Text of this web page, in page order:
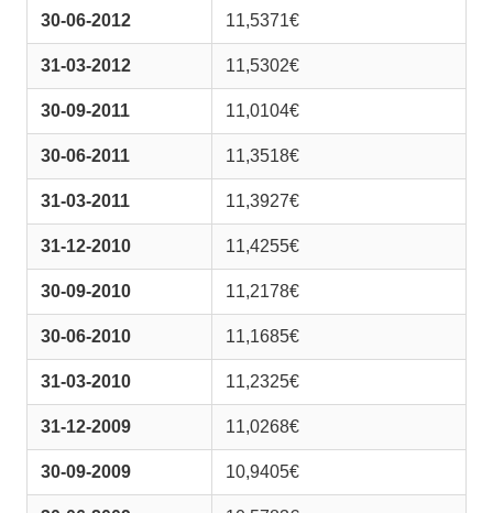
30-06-2012 11,5371€
31-03-2012 11,5302€
30-09-2011 11,0104€
30-06-2011 11,3518€
31-03-2011 11,3927€
31-12-2010 11,4255€
30-09-2010 11,2178€
30-06-2010 11,1685€
31-03-2010 11,2325€
31-12-2009 11,0268€
30-09-2009 10,9405€